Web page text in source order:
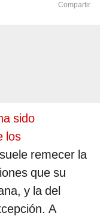
Compartir
sido
los
remecer la
que su
y la del
A